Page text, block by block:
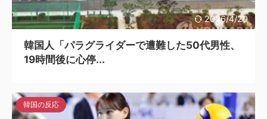
2026/4/20
韓国人「パラグライダーで遭難した50代男性、
19時間後に心停...
韓国の反応